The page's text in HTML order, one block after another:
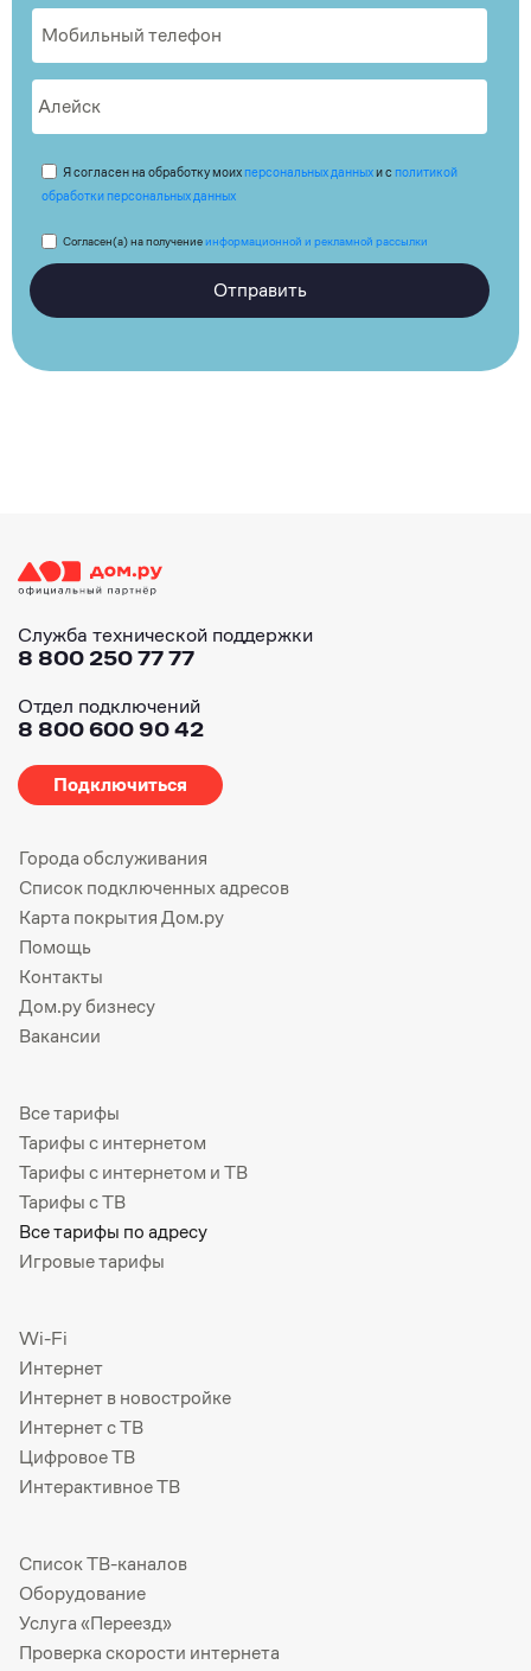
Я согласен на обработку моих персональных данныхи с политикой
обработки персональных данных
Согласен(а) на получениеинформационной и рекламной рассылки
Отправить
Служба технической поддержки
8 800 250 77 77
Отдел подключений
8 800 600 90 42
Подключиться
Города обслуживания
Список подключенных адресов
Карта покрытия Дом.ру
Помощь
Контакты
Дом.ру бизнесу
Вакансии
Все тарифы
Тарифы с интернетом
Тарифы с интернетом и ТВ
Тарифы с ТВ
Все тарифы по адресу
Игровые тарифы
Wi-Fi
Интернет
Интернет в новостройке
Интернет с ТВ
Цифровое ТВ
Интерактивное ТВ
Список ТВ-каналов
Оборудование
Услуга «Переезд»
Проверка скорости интернета